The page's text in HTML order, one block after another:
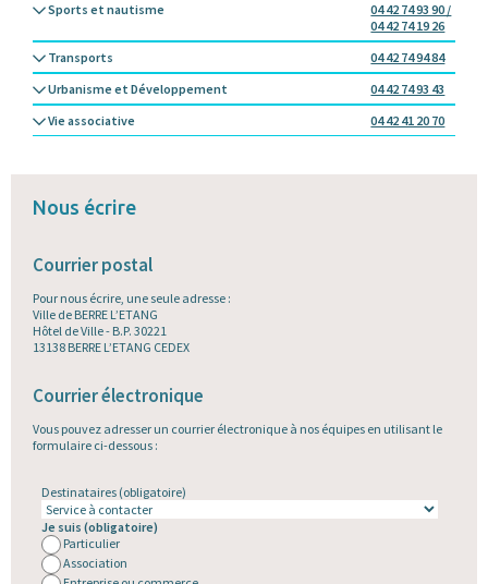
Sports et nautisme
04 42 74 93 90 /
04 42 74 19 26
Transports
04 42 74 94 84
Urbanisme et Développement
04 42 74 93 43
Vie associative
04 42 41 20 70
Nous écrire
Courrier postal
Pour nous écrire, une seule adresse :
Ville de BERRE L’ETANG
Hôtel de Ville - B.P. 30221
13138 BERRE L’ETANG CEDEX
Courrier électronique
Vous pouvez adresser un courrier électronique à nos équipes en utilisant le
formulaire ci-dessous :
Destinataires(obligatoire)
Je suis (obligatoire)
Particulier
Association